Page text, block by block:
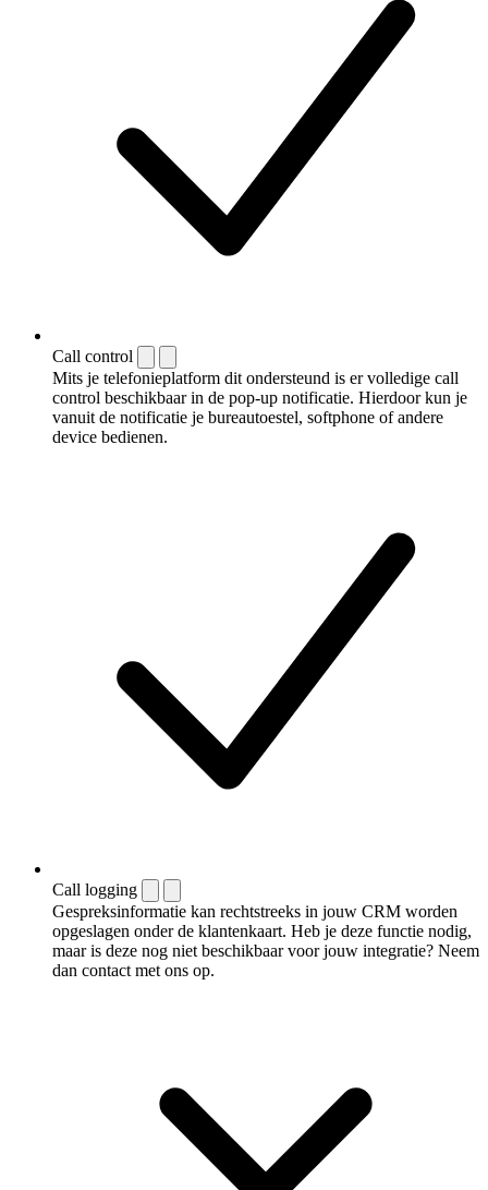
Call control
Mits je telefonieplatform dit ondersteund is er volledige call
control beschikbaar in de pop-up notificatie. Hierdoor kun je
vanuit de notificatie je bureautoestel, softphone of andere
device bedienen.
Call logging
Gespreksinformatie kan rechtstreeks in jouw CRM worden
opgeslagen onder de klantenkaart. Heb je deze functie nodig,
maar is deze nog niet beschikbaar voor jouw integratie? Neem
dan contact met ons op.